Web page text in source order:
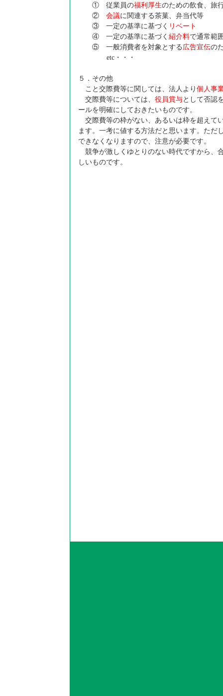
① 従業員の福利厚生のための飲食、旅
②会議に関連する茶菓、弁当代等
③ 一定の基準に基づく リベート
④ 一定の基準に基づく紹介料で通常範
⑤ 一般消費者を対象とする 広告宣伝の
etc・・・
５．その他
こと交際費等に関しては、法人より 個人事
交際費等については、 役員賞与として否認
ールを明確にしておきたいものです。
交際費等の枠がない、あるいは枠を超えて
ます。一考に値する方法だと思います。ただ
できなくなりますので、注意が必要です。
競争が激しくゆとりのない時代ですから、
しいものです。